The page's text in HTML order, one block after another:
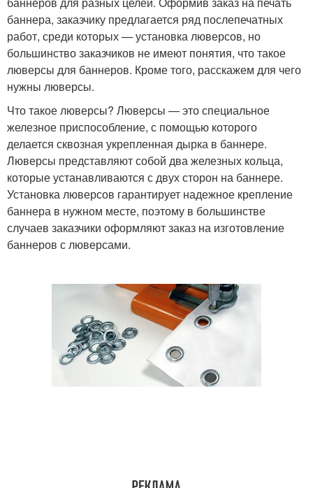
баннера, заказчику предлагается ряд послепечатных
работ, среди которых — установка люверсов, но
большинство заказчиков не имеют понятия, что такое
люверсы для баннеров. Кроме того, расскажем для чего
нужны люверсы.
Что такое люверсы? Люверсы — это специальное
железное приспособление, с помощью которого
делается сквозная укрепленная дырка в баннере.
Люверсы представляют собой два железных кольца,
которые устанавливаются с двух сторон на баннере.
Установка люверсов гарантирует надежное крепление
баннера в нужном месте, поэтому в большинстве
случаев заказчики оформляют заказ на изготовление
баннеров с люверсами.